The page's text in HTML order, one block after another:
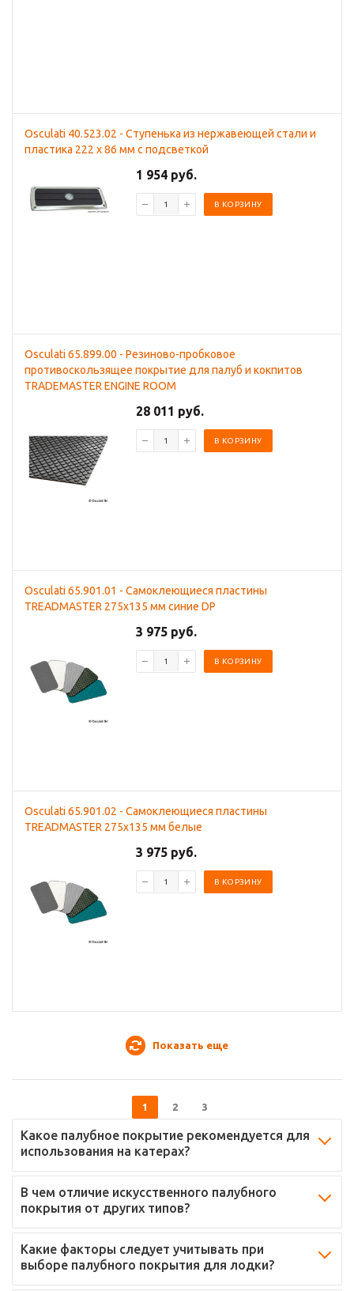
Osculati 40.523.02 - Ступенька из нержавеющей стали и
пластика 222 x 86 мм с подсветкой
1 954 руб.
В КОРЗИНУ
Osculati 65.899.00 - Резиново-пробковое
противоскользящее покрытие для палуб и кокпитов
TRADEMASTER ENGINE ROOM
28 011 руб.
В КОРЗИНУ
Osculati 65.901.01 - Самоклеющиеся пластины
TREADMASTER 275x135 мм синие DP
3 975 руб.
В КОРЗИНУ
Osculati 65.901.02 - Самоклеющиеся пластины
TREADMASTER 275x135 мм белые
3 975 руб.
В КОРЗИНУ
Показать еще
1 2 3
Какое палубное покрытие рекомендуется для
использования на катерах?
В чем отличие искусственного палубного
покрытия от других типов?
Какие факторы следует учитывать при
выборе палубного покрытия для лодки?